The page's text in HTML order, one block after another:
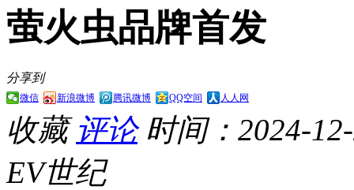
萤火虫品牌首发
分享到
微信 新浪微博 腾讯微博 QQ空间 人人网
收藏 评论 时间：2024-
EV世纪